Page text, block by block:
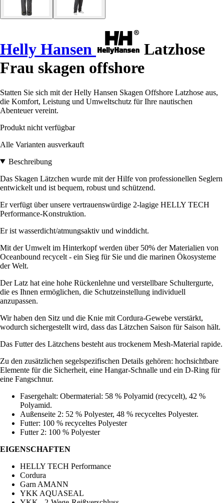
Helly Hansen
Latzhose
Frau skagen offshore
Statten Sie sich mit der Helly Hansen Skagen Offshore Latzhose aus,
die Komfort, Leistung und Umweltschutz für Ihre nautischen
Abenteuer vereint.
Produkt nicht verfügbar
Alle Varianten ausverkauft
Beschreibung
Das Skagen Lätzchen wurde mit der Hilfe von professionellen Seglern
entwickelt und ist bequem, robust und schützend.
Er verfügt über unsere vertrauenswürdige 2-lagige HELLY TECH
Performance-Konstruktion.
Er ist wasserdicht/atmungsaktiv und winddicht.
Mit der Umwelt im Hinterkopf werden über 50% der Materialien von
Oceanbound recycelt - ein Sieg für Sie und die marinen Ökosysteme
der Welt.
Der Latz hat eine hohe Rückenlehne und verstellbare Schultergurte,
die es Ihnen ermöglichen, die Schutzeinstellung individuell
anzupassen.
Wir haben den Sitz und die Knie mit Cordura-Gewebe verstärkt,
wodurch sichergestellt wird, dass das Lätzchen Saison für Saison hält.
Das Futter des Lätzchens besteht aus trockenem Mesh-Material rapide.
Zu den zusätzlichen segelspezifischen Details gehören: hochsichtbare
Elemente für die Sicherheit, eine Hangar-Schnalle und ein D-Ring für
eine Fangschnur.
Fasergehalt: Obermaterial: 58 % Polyamid (recycelt), 42 %
Polyamid.
Außenseite 2: 52 % Polyester, 48 % recyceltes Polyester.
Futter: 100 % recyceltes Polyester
Futter 2: 100 % Polyester
EIGENSCHAFTEN
HELLY TECH Performance
Cordura
Garn AMANN
YKK AQUASEAL